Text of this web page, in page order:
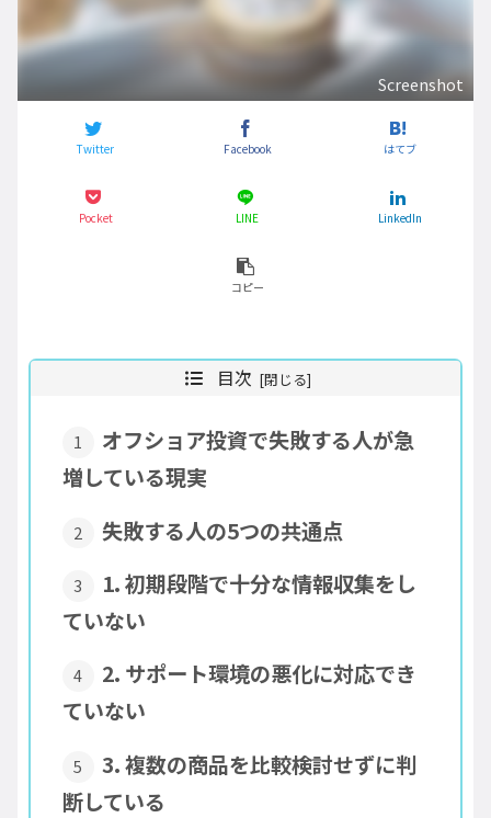
Screenshot
Twitter Facebook はてブ
Pocket LINE LinkedIn
コピー
目次
オフショア投資で失敗する人が急
増している現実
失敗する人の5つの共通点
1. 初期段階で十分な情報収集をし
ていない
2. サポート環境の悪化に対応でき
ていない
3. 複数の商品を比較検討せずに判
断している